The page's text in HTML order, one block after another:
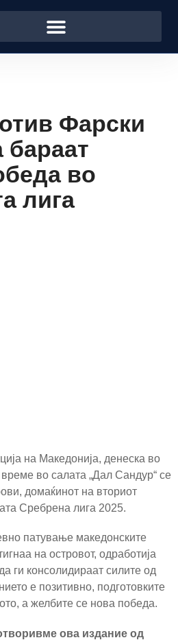
Фарски
бараат
во
лига
на Македонија, денеска во
во салата „Дал Сандур“ се
домаќинот на вториот
Сребрена лига 2025.
патување македонските
на островот, oдработија
ги консолидираат силите од
е позитивно, подготовките
а желбите се нова победа.
ова издание од